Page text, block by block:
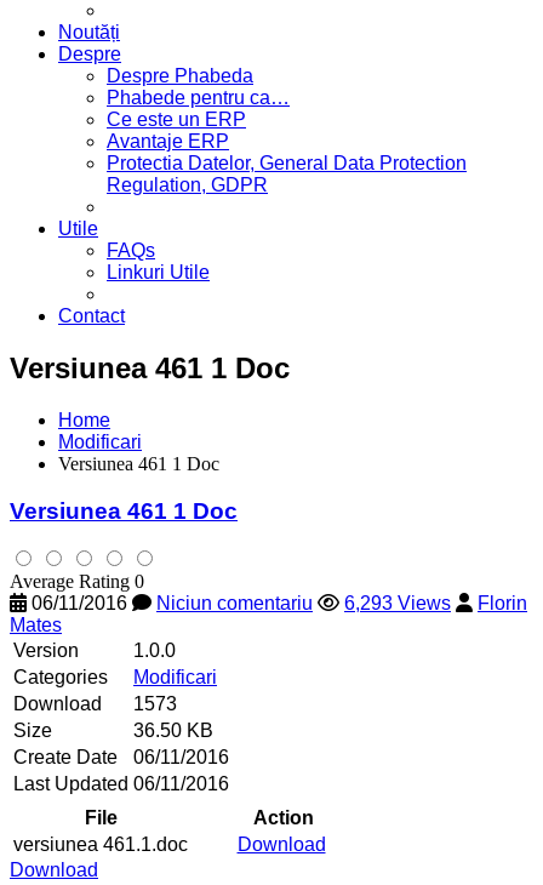
Noutăți
Despre
Despre Phabeda
Phabede pentru ca…
Ce este un ERP
Avantaje ERP
Protectia Datelor, General Data Protection
Regulation, GDPR
Utile
FAQs
Linkuri Utile
Contact
Versiunea 461 1 Doc
Home
Modificari
Versiunea 461 1 Doc
Versiunea 461 1 Doc
Average Rating 0
06/11/2016
Niciun comentariu 6,293 Views
Florin
Mates
Version
1.0.0
Categories
Modificari
Download
1573
Size
36.50 KB
Create Date
06/11/2016
Last Updated 06/11/2016
File
Action
versiunea 461.1.doc
Download
Download